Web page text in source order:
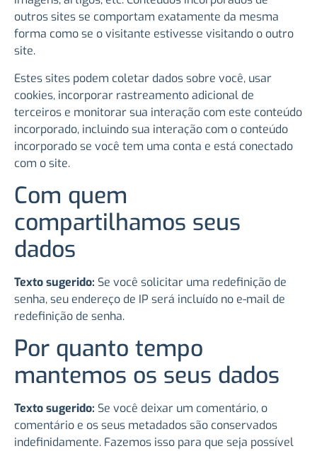
outros sites se comportam exatamente da mesma
forma como se o visitante estivesse visitando o outro
site.
Estes sites podem coletar dados sobre você, usar
cookies, incorporar rastreamento adicional de
terceiros e monitorar sua interação com este conteúdo
incorporado, incluindo sua interação com o conteúdo
incorporado se você tem uma conta e está conectado
com o site.
Com quem
compartilhamos seus
dados
Texto sugerido: Se você solicitar uma redefinição de
senha, seu endereço de IP será incluído no e-mail de
redefinição de senha.
Por quanto tempo
mantemos os seus dados
Texto sugerido: Se você deixar um comentário, o
comentário e os seus metadados são conservados
indefinidamente. Fazemos isso para que seja possível